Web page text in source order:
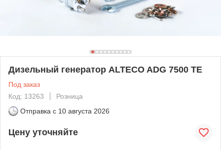
Дизельный генератор ALTECO ADG 7500 TE
Под заказ
Код: 13263
Розница
Отправка с 10 августа 2026
Цену уточняйте